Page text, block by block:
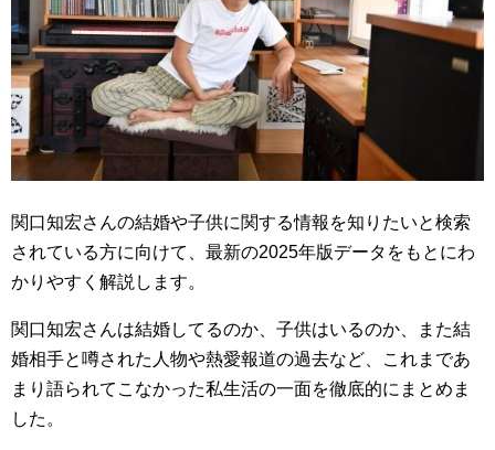
関口知宏さんの結婚や子供に関する情報を知りたいと検索
されている方に向けて、最新の2025年版データをもとにわ
かりやすく解説します。
関口知宏さんは結婚してるのか、子供はいるのか、また結
婚相手と噂された人物や熱愛報道の過去など、これまであ
まり語られてこなかった私生活の一面を徹底的にまとめま
した。